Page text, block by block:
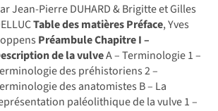
Jean-Pierre DUHARD & Brigitte et Gilles
Table des matièresPréface, Yves
PréambuleChapitre I –
de la vulveA – Terminologie 1 –
des préhistoriens 2 –
des anatomistes B – La
paléolithique de la vulve 1 –